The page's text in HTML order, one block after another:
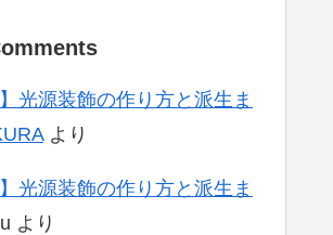
光源装飾の作り方と派生ま
より
光源装飾の作り方と派生ま
より